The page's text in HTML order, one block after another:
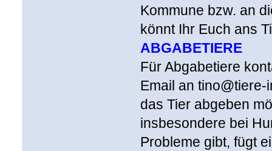
Kommune bzw. an
könnt Ihr Euch ans
ABGABETIERE
Für Abgabetiere
Email an
das Tier abgeben
insbesondere bei
Probleme gibt, fügt